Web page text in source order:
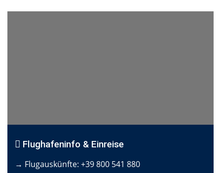
Flughafeninfo & Einreise
→ Flugauskünfte: +39 800 541 880